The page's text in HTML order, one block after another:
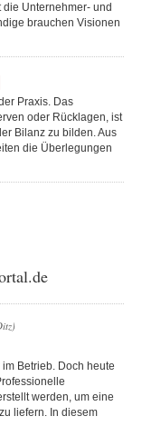
Unternehmer- und
brauchen Visionen
Praxis. Das
oder Rücklagen, ist
Bilanz zu bilden. Aus
die Überlegungen
Betrieb. Doch heute
werden, um eine
liefern. In diesem